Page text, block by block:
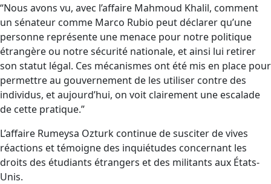
“Nous avons vu, avec l’affaire Mahmoud Khalil, comment
un sénateur comme Marco Rubio peut déclarer qu’une
personne représente une menace pour notre politique
étrangère ou notre sécurité nationale, et ainsi lui retirer
son statut légal. Ces mécanismes ont été mis en place pour
permettre au gouvernement de les utiliser contre des
individus, et aujourd’hui, on voit clairement une escalade
de cette pratique.”
L’affaire Rumeysa Ozturk continue de susciter de vives
réactions et témoigne des inquiétudes concernant les
droits des étudiants étrangers et des militants aux États-
Unis.